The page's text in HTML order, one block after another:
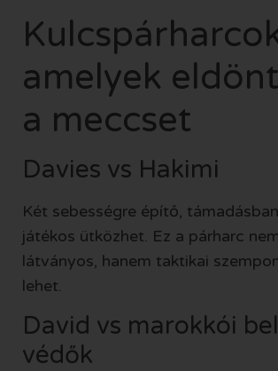
amelyek
a meccset
Davies vs Hakimi
Két sebességre építő,
játékos ütközhet. Ez a párharc
látványos, hanem taktikai
lehet.
David vs marokkói
védők